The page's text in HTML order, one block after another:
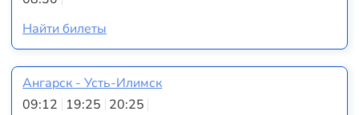
Найти билеты
Ангарск - Усть-Илимск
09:12 19:25 20:25